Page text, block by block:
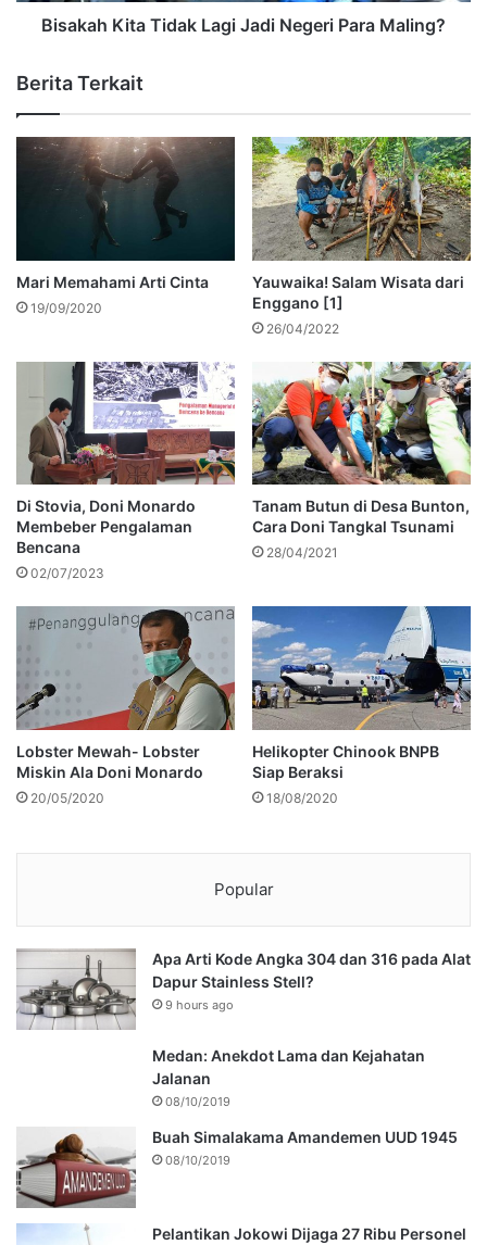
Bisakah Kita Tidak Lagi Jadi Negeri Para Maling?
Berita Terkait
Mari Memahami Arti Cinta
19/09/2020
Yauwaika! Salam Wisata dari
Enggano [1]
26/04/2022
Di Stovia, Doni Monardo
Membeber Pengalaman
Bencana
02/07/2023
Tanam Butun di Desa Bunton,
Cara Doni Tangkal Tsunami
28/04/2021
Lobster Mewah- Lobster
Miskin Ala Doni Monardo
20/05/2020
Helikopter Chinook BNPB
Siap Beraksi
18/08/2020
Popular
Apa Arti Kode Angka 304 dan 316 pada Alat
Dapur Stainless Stell?
9 hours ago
Medan: Anekdot Lama dan Kejahatan
Jalanan
08/10/2019
Buah Simalakama Amandemen UUD 1945
08/10/2019
Pelantikan Jokowi Dijaga 27 Ribu Personel